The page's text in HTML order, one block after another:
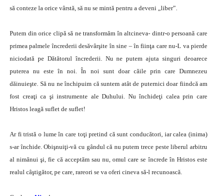
să conteze la orice vârstă, să nu se mintă pentru a deveni „liber”.
Putem din orice clipă să ne transformăm în altcineva- dintr-o persoană care
primea palmele încrederii desăvârşite în sine – în fiinţa care nu-L va pierde
niciodată pe Dătătorul încrederii. Nu ne putem ajuta singuri deoarece
puterea nu este în noi. În noi sunt doar căile prin care Dumnezeu
dăinuieşte. Să nu ne închipuim că suntem atât de puternici doar fiindcă am
fost creaţi ca şi instrumente ale Duhului. Nu închideţi calea prin care
Hristos leagă suflet de suflet!
Ar fi tristă o lume în care toţi pretind că sunt conducători, iar calea (inima)
s-ar închide. Obişnuiţi-vă cu gândul că nu putem trece peste liberul arbitru
al nimănui şi, fie că acceptăm sau nu, omul care se încrede în Hristos este
realul câştigător, pe care, rareori se va oferi cineva să-l recunoască.